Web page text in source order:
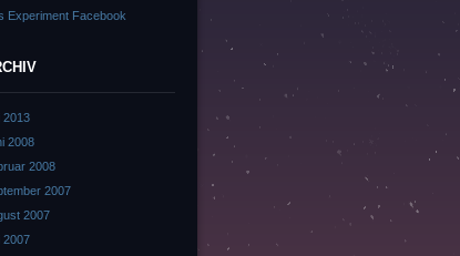
Experiment Facebook
2013
2008
2008
2007
2007
2007